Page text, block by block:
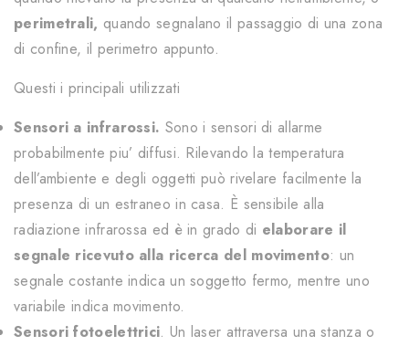
perimetrali, quando segnalano il passaggio di una zona
di confine, il perimetro appunto.
Questi i principali utilizzati
Sensori a infrarossi. Sono i sensori di allarme
probabilmente piu’ diffusi. Rilevando la temperatura
dell’ambiente e degli oggetti può rivelare facilmente la
presenza di un estraneo in casa. È sensibile alla
radiazione infrarossa ed è in grado di elaborare il
segnale ricevuto alla ricerca del movimento: un
segnale costante indica un soggetto fermo, mentre uno
variabile indica movimento.
Sensori fotoelettrici. Un laser attraversa una stanza o